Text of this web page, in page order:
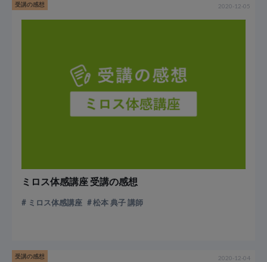
受講の感想 2020-12-05
ミロス体感講座 受講の感想
ミロス体感講座 松本 典子 講師
受講の感想 2020-12-04